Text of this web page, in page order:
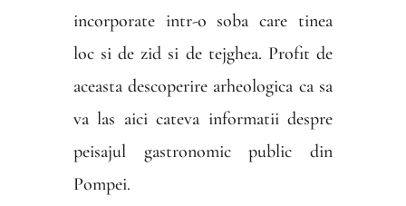
incorporate intr-o soba care tinea
loc si de zid si de tejghea. Profit de
aceasta descoperire arheologica ca sa
va las aici cateva informatii despre
peisajul gastronomic public din
Pompei.